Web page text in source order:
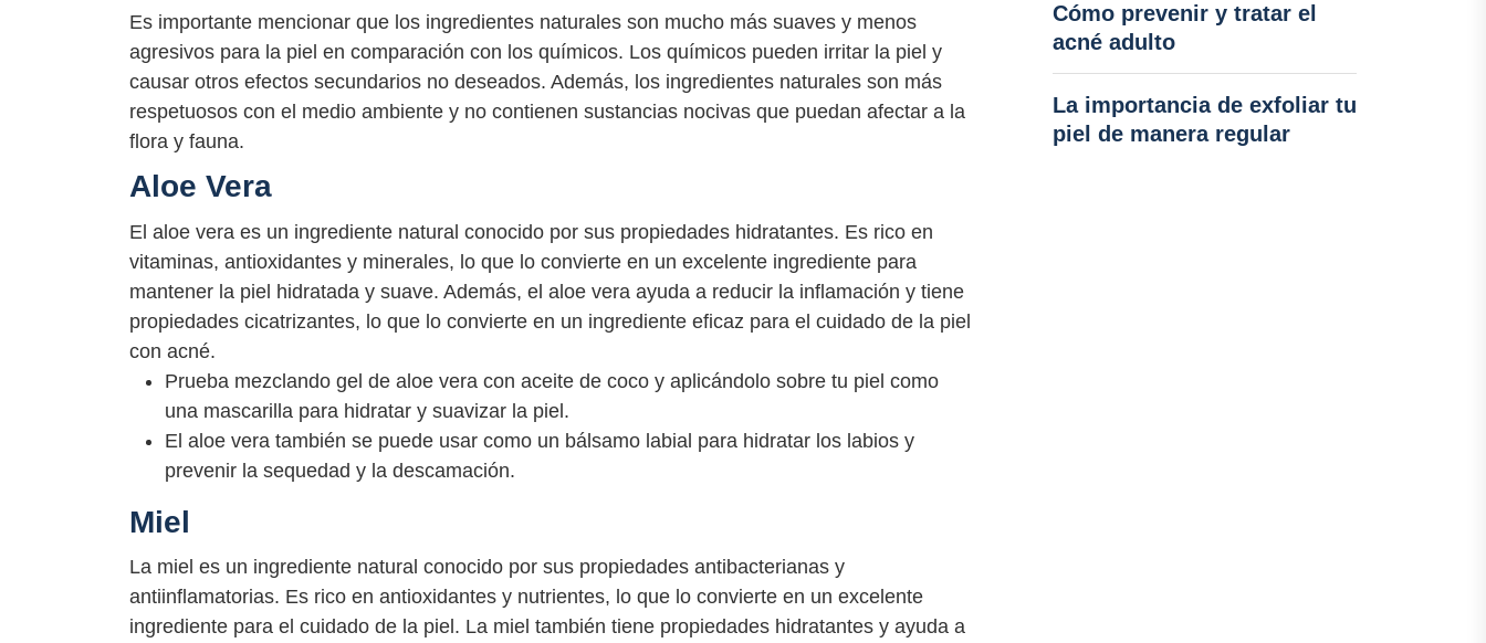
Es importante mencionar que los ingredientes naturales son mucho más suaves y menos
agresivos para la piel en comparación con los químicos. Los químicos pueden irritar la piel y
causar otros efectos secundarios no deseados. Además, los ingredientes naturales son más
respetuosos con el medio ambiente y no contienen sustancias nocivas que puedan afectar a la
flora y fauna.
Aloe Vera
El aloe vera es un ingrediente natural conocido por sus propiedades hidratantes. Es rico en
vitaminas, antioxidantes y minerales, lo que lo convierte en un excelente ingrediente para
mantener la piel hidratada y suave. Además, el aloe vera ayuda a reducir la inflamación y tiene
propiedades cicatrizantes, lo que lo convierte en un ingrediente eficaz para el cuidado de la piel
con acné.
Prueba mezclando gel de aloe vera con aceite de coco y aplicándolo sobre tu piel como
una mascarilla para hidratar y suavizar la piel.
El aloe vera también se puede usar como un bálsamo labial para hidratar los labios y
prevenir la sequedad y la descamación.
Miel
La miel es un ingrediente natural conocido por sus propiedades antibacterianas y
antiinflamatorias. Es rico en antioxidantes y nutrientes, lo que lo convierte en un excelente
ingrediente para el cuidado de la piel. La miel también tiene propiedades hidratantes y ayuda a
Cómo prevenir y tratar el
acné adulto
La importancia de exfoliar tu
piel de manera regular